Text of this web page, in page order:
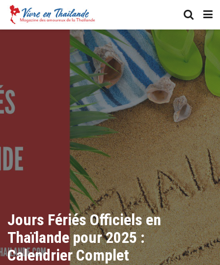
Jours Fériés Officiels en
Thaïlande pour 2025 :
Calendrier Complet